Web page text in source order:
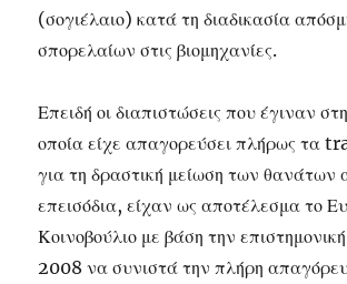
(σογιέλαιο) κατά τη διαδικασία
σπορελαίων στις βιομηχανίες.
Επειδή οι διαπιστώσεις που έγιναν
οποία είχε απαγορεύσει πλήρως τα
για τη δραστική μείωση των θανάτων
επεισόδια, είχαν ως αποτέλεσμα το
Κοινοβούλιο με βάση την
2008 να συνιστά την πλήρη